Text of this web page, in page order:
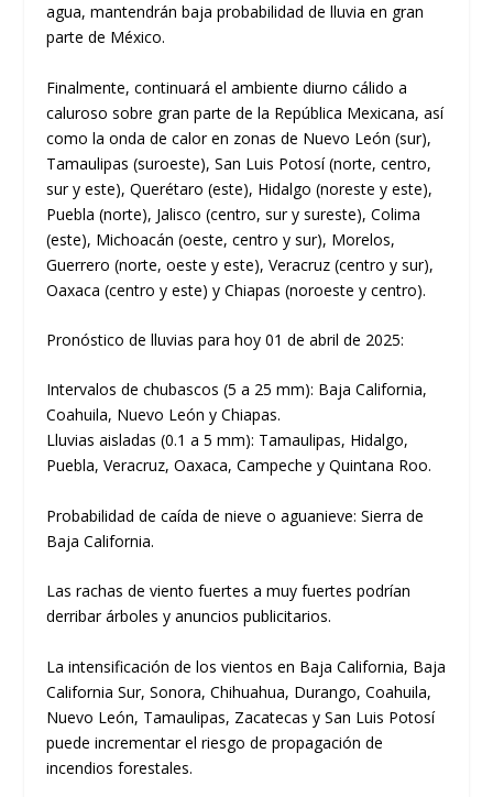
agua, mantendrán baja probabilidad de lluvia en gran
parte de México.
Finalmente, continuará el ambiente diurno cálido a
caluroso sobre gran parte de la República Mexicana, así
como la onda de calor en zonas de Nuevo León (sur),
Tamaulipas (suroeste), San Luis Potosí (norte, centro,
sur y este), Querétaro (este), Hidalgo (noreste y este),
Puebla (norte), Jalisco (centro, sur y sureste), Colima
(este), Michoacán (oeste, centro y sur), Morelos,
Guerrero (norte, oeste y este), Veracruz (centro y sur),
Oaxaca (centro y este) y Chiapas (noroeste y centro).
Pronóstico de lluvias para hoy 01 de abril de 2025:
Intervalos de chubascos (5 a 25 mm): Baja California,
Coahuila, Nuevo León y Chiapas.
Lluvias aisladas (0.1 a 5 mm): Tamaulipas, Hidalgo,
Puebla, Veracruz, Oaxaca, Campeche y Quintana Roo.
Probabilidad de caída de nieve o aguanieve: Sierra de
Baja California.
Las rachas de viento fuertes a muy fuertes podrían
derribar árboles y anuncios publicitarios.
La intensificación de los vientos en Baja California, Baja
California Sur, Sonora, Chihuahua, Durango, Coahuila,
Nuevo León, Tamaulipas, Zacatecas y San Luis Potosí
puede incrementar el riesgo de propagación de
incendios forestales.